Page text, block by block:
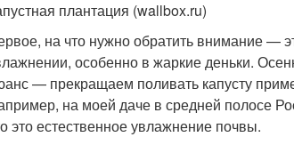
плантация (wallbox.ru)
на что нужно обратить внимание —
особенно в жаркие деньки.
— прекращаем поливать капусту
на моей даче в средней полосе
это естественное увлажнение почвы.